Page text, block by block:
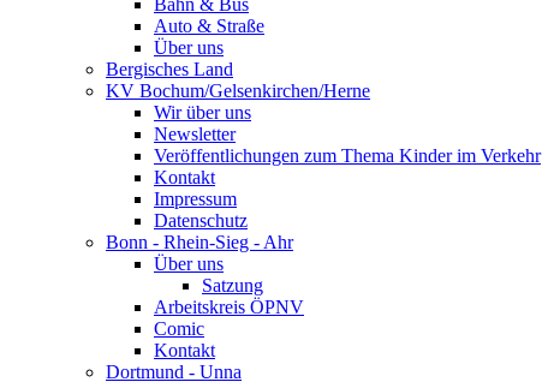
Bahn & Bus
Auto & Straße
Über uns
Bergisches Land
KV Bochum/Gelsenkirchen/Herne
Wir über uns
Newsletter
Veröffentlichungen zum Thema Kinder im Verkehr
Kontakt
Impressum
Datenschutz
Bonn - Rhein-Sieg - Ahr
Über uns
Satzung
Arbeitskreis ÖPNV
Comic
Kontakt
Dortmund - Unna